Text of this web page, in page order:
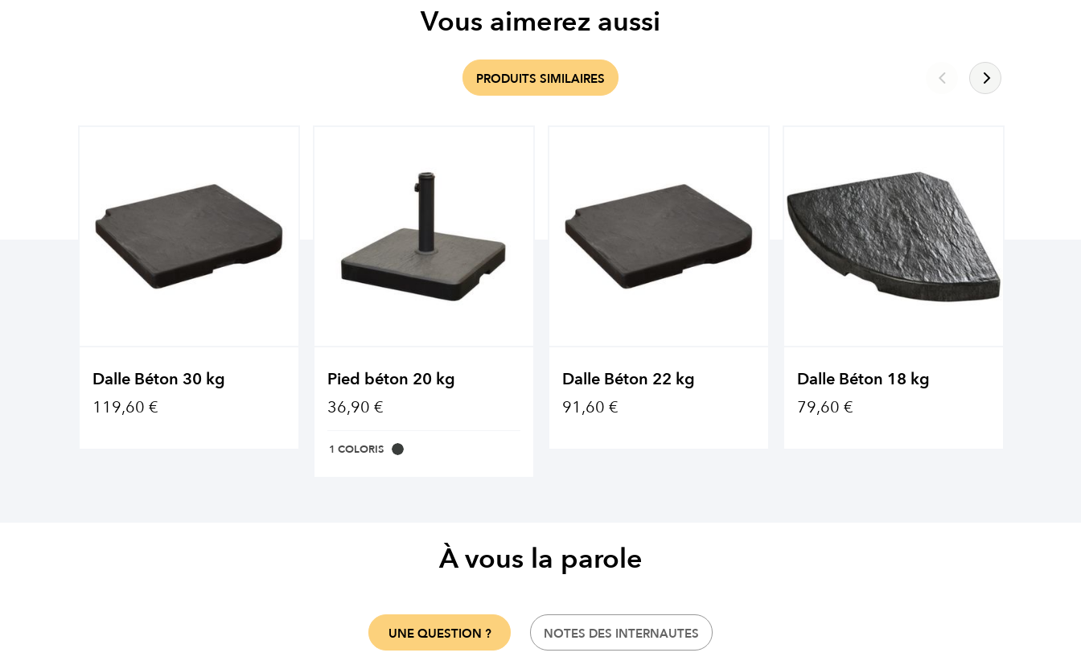
Vous aimerez aussi
PRODUITS SIMILAIRES
Dalle Béton 30 kg
119,60 €
Pied béton 20 kg
36,90 €
1 COLORIS
Dalle Béton 22 kg
91,60 €
Dalle Béton 18 kg
79,60 €
À vous la parole
UNE QUESTION ? NOTES DES INTERNAUTES